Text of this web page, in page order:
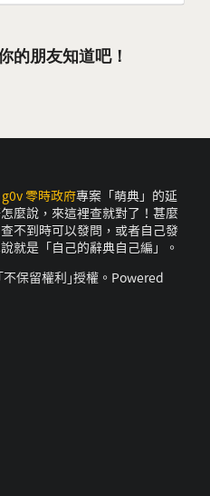
的朋友知道吧！
g0v 零時政府專案「萌典」的延
麼說，來這裡查就對了！甚麼
不到時可以發問，或者自己發
就是「自己的辭典自己編」。
保留權利｣授權。Powered